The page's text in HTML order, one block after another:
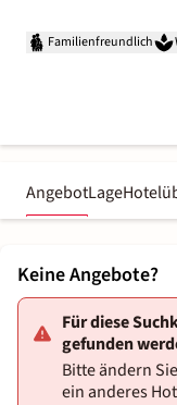
Familienfreundlich
AngebotLage
Keine Angebote?
Für diese
gefunden
Bitte ändern
ein anderes